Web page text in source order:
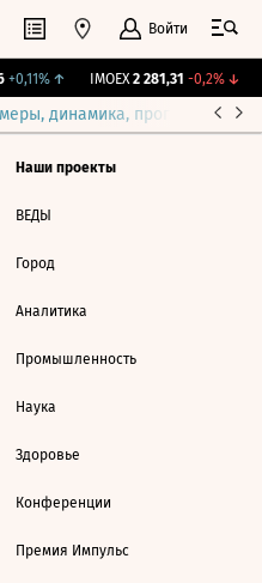
Войти
+0,11%↑ IMOEX 2 281,31 -0,2%↓
динамика, прогнозы
Наши проекты
ВЕДЫ
Город
Аналитика
Промышленность
Наука
Здоровье
Конференции
Премия Импульс